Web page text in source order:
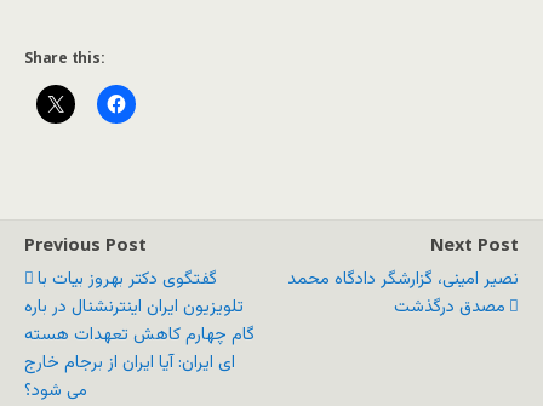
Share this:
Previous Post
گفتگوی دکتر بهروز بیات با
تلویزیون ایران اینترنشنال در باره
گام چهارم کاهش تعهدات هسته
ای ایران: آیا ایران از برجام خارج
می شود؟
Next Post
نصیر امینی، گزارشگر دادگاه محمد
مصدق درگذشت